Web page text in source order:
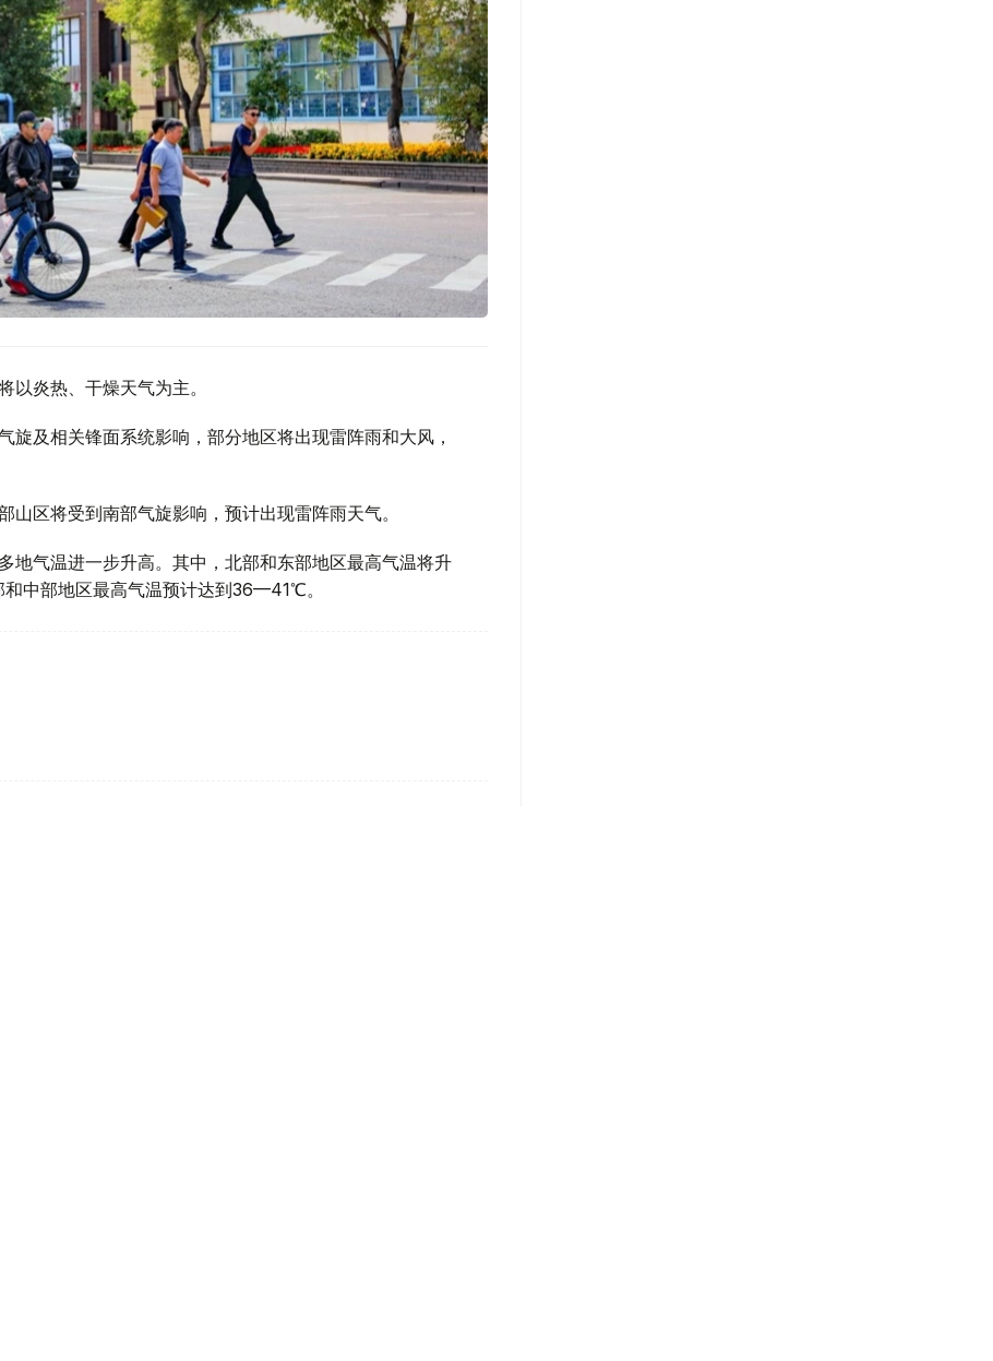
以炎热、干燥天气为主。
及相关锋面系统影响，部分地区将出现雷阵雨和大风，
区将受到南部气旋影响，预计出现雷阵雨天气。
地气温进一步升高。其中，北部和东部地区最高气温将升
中部地区最高气温预计达到36—41℃。